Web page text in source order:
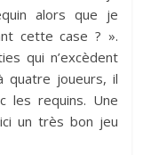
alors que je
cette case ? ».
qui n’excèdent
quatre joueurs, il
les requins. Une
un très bon jeu